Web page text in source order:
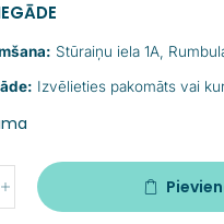
Stūraiņu iela 1A,
Izvēlieties pakomāts vai